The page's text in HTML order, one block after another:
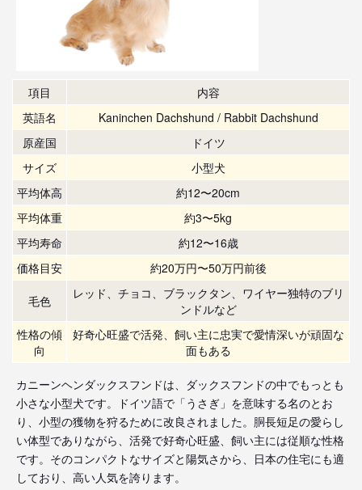
項目
内容
英語名
Kaninchen Dachshund / Rabbit Dachshund
原産国
ドイツ
サイズ
小型犬
平均体高
約12〜20cm
平均体重
約3〜5kg
平均寿命
約12〜16歳
価格目安
約20万円〜50万円前後
毛色
レッド、チョコ、ブラックタン、ワイヤー独特のブリ
ンドルなど
性格の傾
向
好奇心旺盛で活発、飼い主に忠実で愛情深いが頑固な
面もある
カニーンヘンダックスフンドは、ダックスフンドの中でもっとも
小さな小型犬です。ドイツ語で「うさぎ」を意味する名のとお
り、小型の獲物を狩るために改良されました。胴長短足の愛らし
い体型でありながら、活発で好奇心旺盛、飼い主には従順な性格
です。そのコンパクトなサイズと陽気さから、日本の住宅にも適
しており、高い人気を誇ります。